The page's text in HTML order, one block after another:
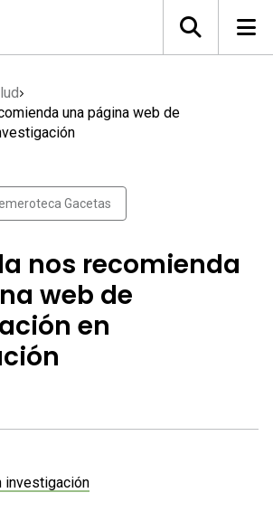
una página web de
Gacetas
nos recomienda
web de
en